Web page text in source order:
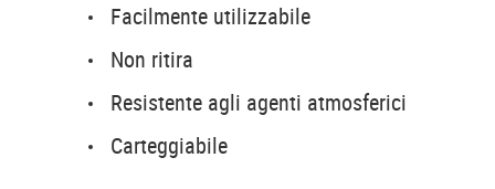
Facilmente utilizzabile
Non ritira
Resistente agli agenti atmosferici
Carteggiabile